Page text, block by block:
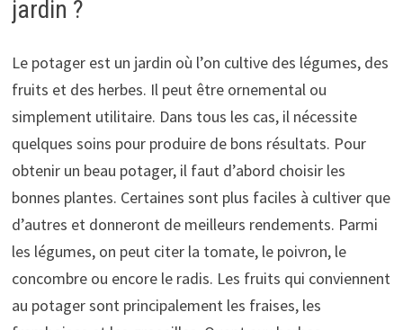
jardin ?
Le potager est un jardin où l’on cultive des légumes, des
fruits et des herbes. Il peut être ornemental ou
simplement utilitaire. Dans tous les cas, il nécessite
quelques soins pour produire de bons résultats. Pour
obtenir un beau potager, il faut d’abord choisir les
bonnes plantes. Certaines sont plus faciles à cultiver que
d’autres et donneront de meilleurs rendements. Parmi
les légumes, on peut citer la tomate, le poivron, le
concombre ou encore le radis. Les fruits qui conviennent
au potager sont principalement les fraises, les